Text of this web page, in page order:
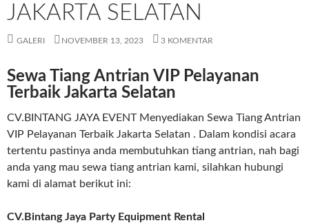
JAKARTA SELATAN
GALERI NOVEMBER 13, 2023 3 KOMENTAR
Sewa Tiang Antrian VIP Pelayanan
Terbaik Jakarta Selatan
CV.BINTANG JAYA EVENT Menyediakan Sewa Tiang Antrian
VIP Pelayanan Terbaik Jakarta Selatan . Dalam kondisi acara
tertentu pastinya anda membutuhkan tiang antrian, nah bagi
anda yang mau sewa tiang antrian kami, silahkan hubungi
kami di alamat berikut ini:
CV.Bintang Jaya Party Equipment Rental